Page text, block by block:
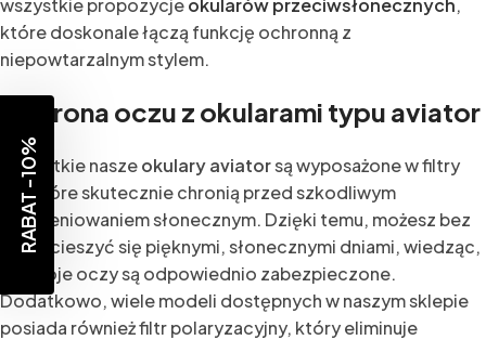
wszystkie propozycjeokularów przeciwsłonecznych,
które doskonale łączą funkcję ochronną z
niepowtarzalnym stylem.
Ochrona oczu z okularami typu aviator
Wszystkie naszeokulary aviatorsą wyposażone w filtry
UV, które skutecznie chronią przed szkodliwym
promieniowaniem słonecznym. Dzięki temu, możesz bez
obaw cieszyć się pięknymi, słonecznymi dniami, wiedząc,
że Twoje oczy są odpowiednio zabezpieczone.
Dodatkowo, wiele modeli dostępnych w naszym sklepie
posiada również filtr polaryzacyjny, który eliminuje
RABAT -10%